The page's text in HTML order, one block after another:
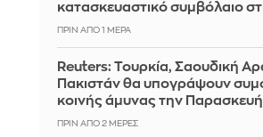
κατασκευαστικό συμβόλαιο
ΠΡΙΝ ΑΠΌ 1 ΜΈΡΑ
Reuters: Τουρκία, Σαουδική
Πακιστάν θα υπογράψουν
κοινής άμυνας την Παρασκευή
ΠΡΙΝ ΑΠΌ 2 ΜΈΡΕΣ